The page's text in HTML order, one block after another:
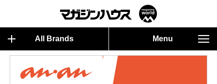
All Brands Menu